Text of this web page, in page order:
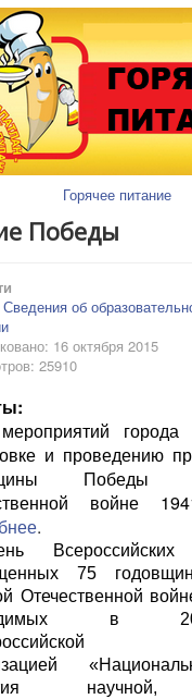
Горячее питание
Победы
Сведения об
16 октября 2015
25910
и проведению
Победы
войне
.
Всероссийских
75
Отечественной
в
научной,